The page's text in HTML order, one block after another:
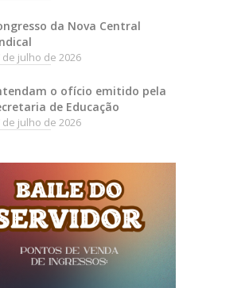
da Nova Central
de julho de 2026
o ofício emitido pela
de Educação
de julho de 2026